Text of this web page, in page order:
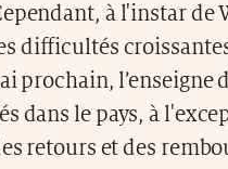
à l'instar de
difficultés
prochain, l’enseigne
dans le pays, à
retours et des